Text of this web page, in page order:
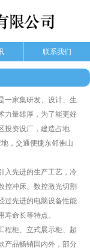
联系我们
一家集研发、设计、生
力量雄厚，为了能更好
投资设厂，建造占地
，交通便捷东邻佛山
入先进的生产工艺，冷
控冲床、数控激光切割
过先进的电脑设备性能
命长等特点。
程柜、立式展示柜、超
产品畅销国内外，部分